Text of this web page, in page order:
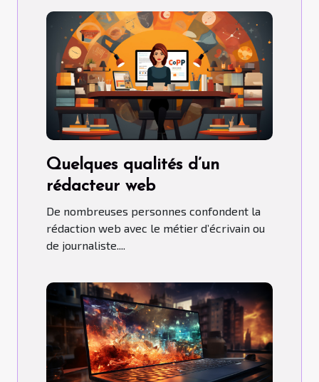
Quelques qualités d’un
rédacteur web
De nombreuses personnes confondent la
rédaction web avec le métier d’écrivain ou
de journaliste....